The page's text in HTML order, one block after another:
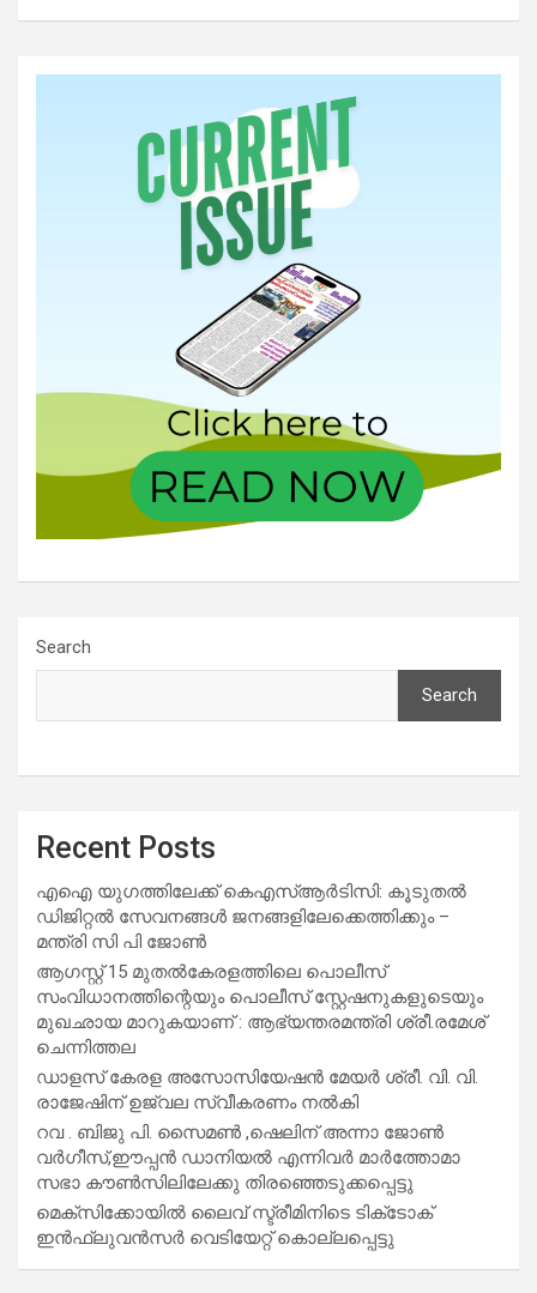
Search
Search
Recent Posts
എഐ യുഗത്തിലേക്ക് കെഎസ്ആർടിസി: കൂടുതൽ
ഡിജിറ്റൽ സേവനങ്ങൾ ജനങ്ങളിലേക്കെത്തിക്കും –
മന്ത്രി സി പി ജോൺ
ആഗസ്റ്റ് 15 മുതല്‍കേരളത്തിലെ പൊലീസ്
സംവിധാനത്തിന്റെയും പൊലീസ് സ്റ്റേഷനുകളുടെയും
മുഖഛായ മാറുകയാണ് : ആഭ്യന്തരമന്ത്രി ശ്രീ.രമേശ്
ചെന്നിത്തല
ഡാളസ് കേരള അസോസിയേഷൻ മേയർ ശ്രീ. വി. വി.
രാജേഷിന് ഉജ്വല സ്വീകരണം നൽകി
റവ . ബിജു പി. സൈമൺ ,ഷെലിന് അന്നാ ജോൺ
വർഗീസ്,ഈപ്പൻ ഡാനിയൽ എന്നിവർ മാർത്തോമാ
സഭാ കൗൺസിലിലേക്കു തിരഞ്ഞെടുക്കപ്പെട്ടു
മെക്സിക്കോയിൽ ലൈവ് സ്ട്രീമിനിടെ ടിക്‌ടോക്
ഇൻഫ്ലുവൻസർ വെടിയേറ്റ് കൊല്ലപ്പെട്ടു